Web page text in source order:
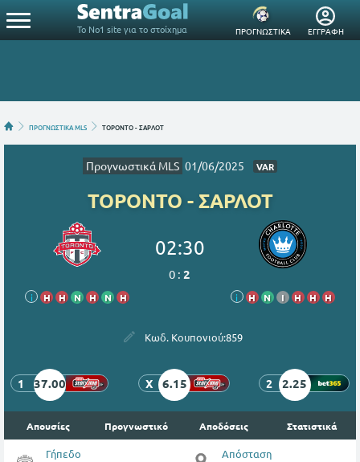
Το Νο1 site για το στοίχημα ΠΡΟΓΝΩΣΤΙΚΑ ΕΓΓΡΑΦΗ
ΠΡΟΓΝΩΣΤΙΚΑ MLS ΤΟΡΟΝΤΟ - ΣΑΡΛΟΤ
Προγνωστικά MLS 01/06/2025 VAR
ΤΟΡΟΝΤΟ - ΣΑΡΛΟΤ
i Η Η Ν Η Ν Η
02:30
0 :2
i Η Ν Ι Η Η Η
Κωδ. Κουπονιού:859
1 37.00 X 6.15 2 2.25
Απουσίες Προγνωστικό Αποδόσεις Στατιστικά
Γήπεδο
Απόσταση